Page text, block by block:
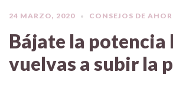
24 MARZO, 2020 CONSEJOS DE
Bájate la potencia
vuelvas a subir la